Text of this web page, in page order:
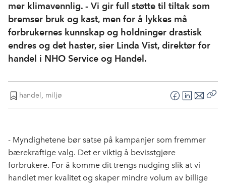
mer klimavennlig. - Vi gir full støtte til tiltak som
bremser bruk og kast, men for å lykkes må
forbrukernes kunnskap og holdninger drastisk
endres og det haster, sier Linda Vist, direktør for
handel i NHO Service og Handel.
handel, miljø
F
a
e
b
L
i
k
E
-
o
- Myndighetene bør satse på kampanjer som fremmer
bærekraftige valg. Det er viktig å bevisstgjøre
forbrukere. For å komme dit trengs nudging slik at vi
handlet mer kvalitet og skaper mindre volum av billige